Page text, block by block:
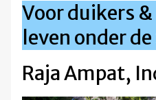
Voor duikers
leven onder
Raja Ampat,